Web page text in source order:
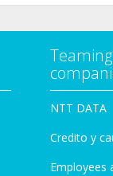
NTT DATA
Credito y
Employees